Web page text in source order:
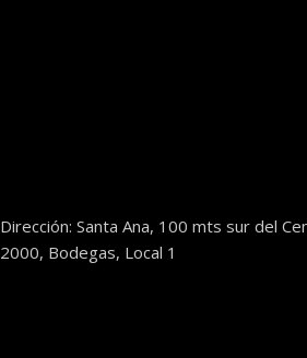
Dirección: Santa Ana, 100 mts sur del
2000, Bodegas, Local 1